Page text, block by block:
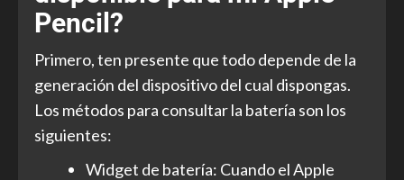
Pencil?
Primero, ten presente que todo depende de la
generación del dispositivo del cual dispongas.
Los métodos para consultar la batería son los
siguientes:
Widget de batería: Cuando el Apple